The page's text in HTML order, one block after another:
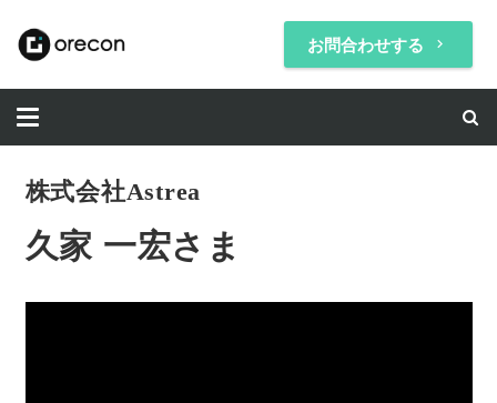
お問合わせする keyboard_arrow_right
株式会社Astrea
久家 一宏さま